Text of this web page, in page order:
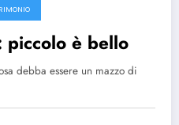
piccolo è bello
debba essere un mazzo di